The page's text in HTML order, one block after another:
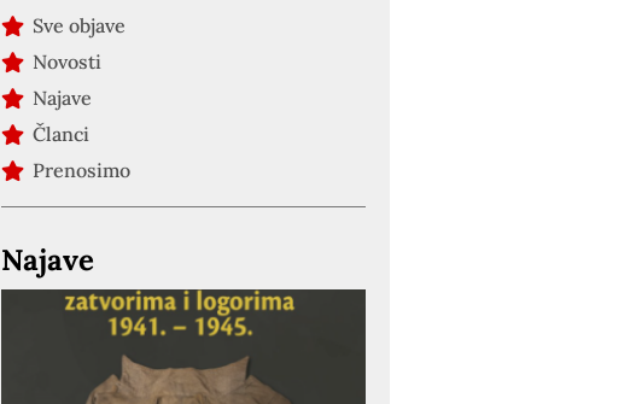
Sve objave
Novosti
Najave
Članci
Prenosimo
Najave